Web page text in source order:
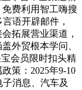
费利用智工嗨搜
语开辟邮件，
拓展营业渠道，
外贸根本学问、
会员限时扣头精
策：2025年9-10
消息、汽车及